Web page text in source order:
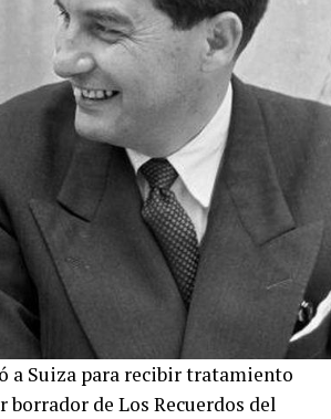
a Suiza para recibir tratamiento
de Los Recuerdos del